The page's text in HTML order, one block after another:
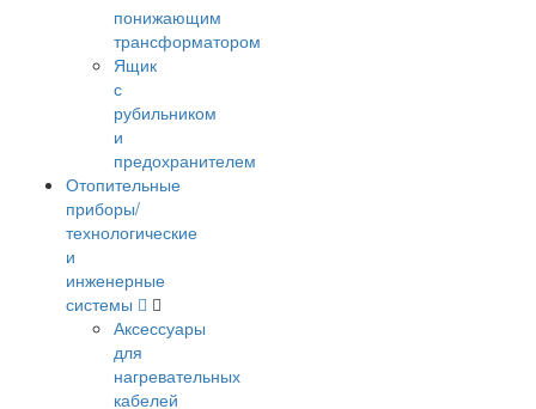
понижающим
трансформатором
Ящик
с
рубильником
и
предохранителем
Отопительные
приборы/
технологические
и
инженерные
системы
Аксессуары
для
нагревательных
кабелей